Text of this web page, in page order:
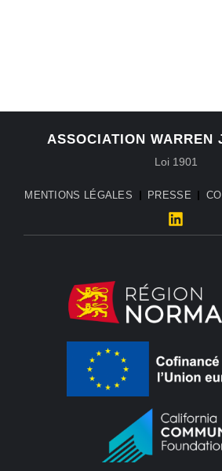
ASSOCIATION WARREN
Loi 1901
MENTIONS LÉGALES PRESSE